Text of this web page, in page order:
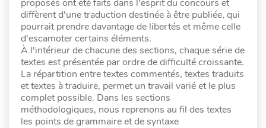
proposés ont été faits dans l'esprit du concours et
diffèrent d'une traduction destinée à être publiée, qui
pourrait prendre davantage de libertés et même celle
d'escamoter certains éléments.
À l'intérieur de chacune des sections, chaque série de
textes est présentée par ordre de difficulté croissante.
La répartition entre textes commentés, textes traduits
et textes à traduire, permet un travail varié et le plus
complet possible. Dans les sections
méthodologiques, nous reprenons au fil des textes
les points de grammaire et de syntaxe